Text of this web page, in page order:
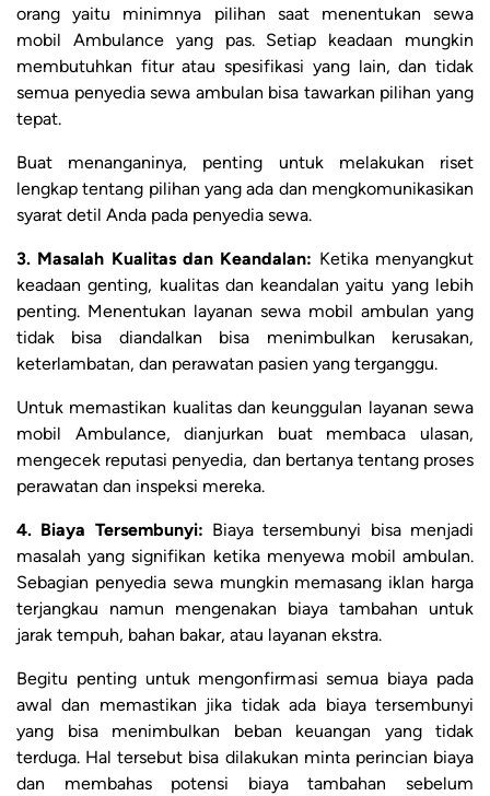
orang yaitu minimnya pilihan saat menentukan sewa
mobil Ambulance yang pas. Setiap keadaan mungkin
membutuhkan fitur atau spesifikasi yang lain, dan tidak
semua penyedia sewa ambulan bisa tawarkan pilihan yang
tepat.
Buat menanganinya, penting untuk melakukan riset
lengkap tentang pilihan yang ada dan mengkomunikasikan
syarat detil Anda pada penyedia sewa.
3. Masalah Kualitas dan Keandalan: Ketika menyangkut
keadaan genting, kualitas dan keandalan yaitu yang lebih
penting. Menentukan layanan sewa mobil ambulan yang
tidak bisa diandalkan bisa menimbulkan kerusakan,
keterlambatan, dan perawatan pasien yang terganggu.
Untuk memastikan kualitas dan keunggulan layanan sewa
mobil Ambulance, dianjurkan buat membaca ulasan,
mengecek reputasi penyedia, dan bertanya tentang proses
perawatan dan inspeksi mereka.
4. Biaya Tersembunyi: Biaya tersembunyi bisa menjadi
masalah yang signifikan ketika menyewa mobil ambulan.
Sebagian penyedia sewa mungkin memasang iklan harga
terjangkau namun mengenakan biaya tambahan untuk
jarak tempuh, bahan bakar, atau layanan ekstra.
Begitu penting untuk mengonfirmasi semua biaya pada
awal dan memastikan jika tidak ada biaya tersembunyi
yang bisa menimbulkan beban keuangan yang tidak
terduga. Hal tersebut bisa dilakukan minta perincian biaya
dan membahas potensi biaya tambahan sebelum